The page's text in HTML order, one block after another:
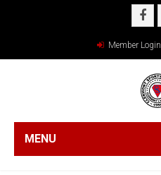
Member Login
MENU